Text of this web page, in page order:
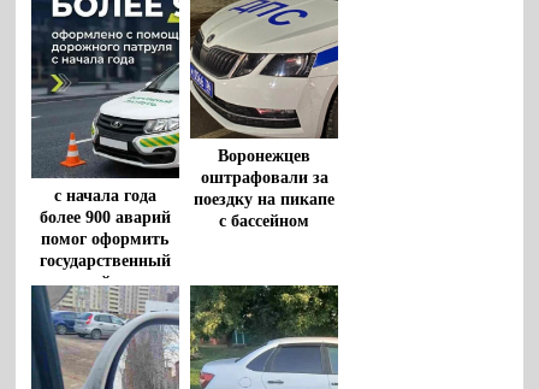
с начала года
более 900 аварий
помог оформить
государственный
дорожный патруль
Воронежцев
оштрафовали за
поездку на пикапе
с бассейном